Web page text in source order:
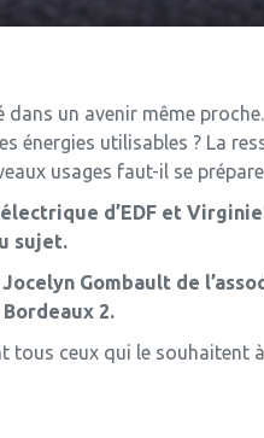
un avenir même
énergies utilisables ? La
usages faut-il se
d’EDF et
sujet.
Gombault de
2.
tous ceux qui le souhaitent à